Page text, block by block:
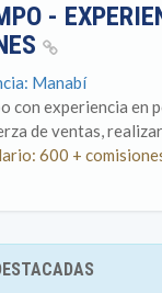
-
Manabí
con experiencia
de ventas,
600 +